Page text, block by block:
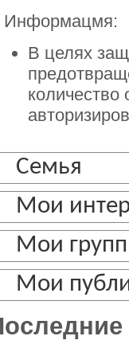
Информацмя:
В целях
Семья
Мои
Мои
Мои